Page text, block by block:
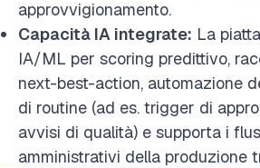
approvvigionamento.
Capacità IA integrate: La
IA/ML per scoring predittivo,
next-best-action, automazione
di routine (ad es. trigger di
avvisi di qualità) e supporta i
amministrativi della produzione